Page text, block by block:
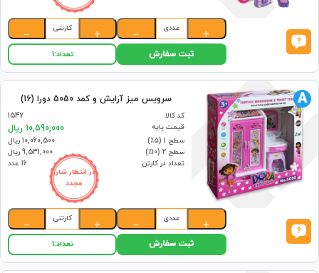
+
عددی
−
+
کارتنی
−
ثبت سفارش تعداد:1
در انتظار شارژ
مجدد
سرویس میز آرایش و کمد 5050 دورا (16)
کد کالا
1547
قیمت پایه
10,590,000 ریال
سطح 1 (۵٪)
10,060,500 ریال
سطح 2 (۱۰٪)
9,531,000 ریال
تعداد در کارتن
16 عدد
A
+
عددی
−
+
کارتنی
−
ثبت سفارش تعداد:1